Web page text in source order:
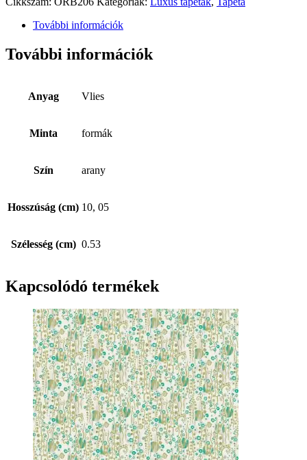
További információk
További információk
Anyag Vlies
Minta formák
Szín arany
Hosszúság (cm) 10, 05
Szélesség (cm) 0.53
Kapcsolódó termékek